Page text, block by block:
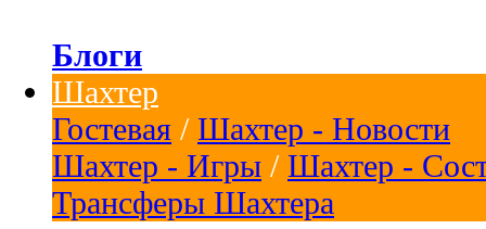
Блоги
Шахтер
Гостевая / Шахтер - Новости
Шахтер - Игры / Шахтер -
Трансферы Шахтера